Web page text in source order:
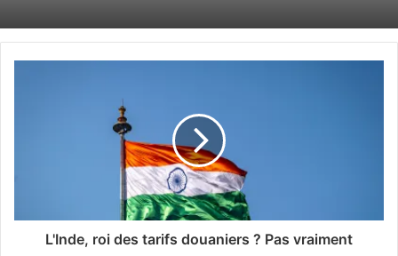
المعنية إلى “المشاركة الكاملة والشفافة وبحسن نية،
دون شروط مسبقة، وإلى تقديم التنازلات اللازمة
بتيسير من بعثة الأمم المتحدة”.
وجدد أعضاء المجلس، دعوتهم للمجتمع الدولي لدعم
هذه العملية، ورحبوا أيضاً باستئناف عمل اللجنة
الدولية لمتابعة ليبيا، المعروفة أيضاً باسم “عملية
L'Inde, roi des tarifs douaniers ? Pas vraiment